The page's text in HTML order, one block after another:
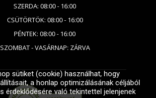
SZERDA: 08:00 - 16:00
CSÜTÖRTÖK: 08:00 - 16:00
PÉNTEK: 08:00 - 16:00
SZOMBAT - VASÁRNAP: ZÁRVA